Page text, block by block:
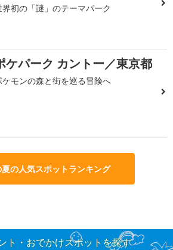
界初の「謎」のテーマパーク
ケパーク カントー／東京都
ケモンの森と街を巡る冒険へ
の人気スポットランキング
ト・おでかけスポットを探す